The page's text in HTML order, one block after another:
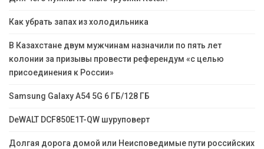
Как убрать запах из холодильника
В Казахстане двум мужчинам назначили по пять лет
колонии за призывы провести референдум «с целью
присоединения к России»
Samsung Galaxy A54 5G 6 ГБ/128 ГБ
DeWALT DCF850E1T-QW шуруповерт
Долгая дорога домой или Неисповедимые пути российских